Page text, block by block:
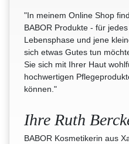
"In meinem Online Shop
BABOR Produkte - für
Lebensphase und jene
sich etwas Gutes tun
Sie sich mit Ihrer Haut
hochwertigen
können."
Ihre Ruth
BABOR Kosmetikerin aus